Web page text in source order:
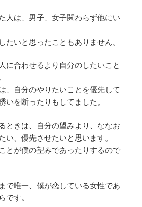
人は、男子、女子関わらず他にい
たいと思ったこともありません。
人に合わせるより自分のしたいこと
、自分のやりたいことを優先して
いを断ったりもしてました。
ときは、自分の望みより、 ななお
い、優先させたいと思います。
とが僕の望みであったりするので
で唯一、僕が恋している女性であ
です。